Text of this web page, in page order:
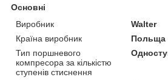
Основні
Виробник
Walter
Країна виробник
Польща
Тип поршневого
компресора за кількістю
ступенів стиснення